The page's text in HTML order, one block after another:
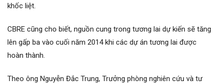
khốc liệt.
CBRE cũng cho biết, nguồn cung trong tương lai dự kiến sẽ tăng
lên gấp ba vào cuối năm 2014 khi các dự án tương lai được
hoàn thành.
Theo ông Nguyễn Đắc Trung, Trưởng phòng nghiên cứu và tư